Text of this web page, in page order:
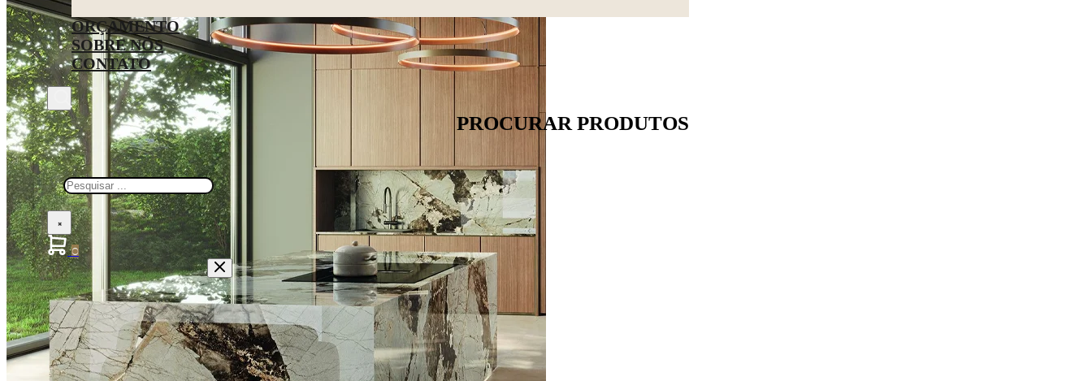
ORÇAMENTO
SOBRE NÓS
CONTATO
PROCURAR PRODUTOS
Pesquisar
×
0